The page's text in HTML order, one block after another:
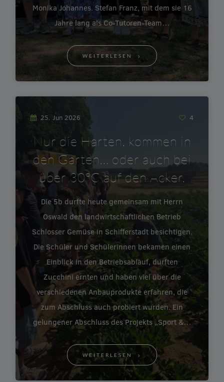
Monika Johannes. Stefan Franz, mit dem sie 16
Jahre lang als Co-Tutoren-Team…
WEITERLESEN
25. Jun 2026 4
Nur die Harten, kommen in
den Garten… oder auch bei
über 30°C auf den Acker.
Die 5b durfte heute gemeinsam mit Herrn
Oswald den landwirtschaftlichen Betrieb
Schlosser Gemüse in Schifferstadt besichtigen.
Die Schüler und Schülerinnen bekamen einen
Einblick in den Betriebsablauf, durften
Zucchini ernten und haben viel über die
verschiedenen Anbauprodukte erfahren, die
zum Abschluss auch probiert wurden. Ein
gelungener Abschluss des Projekts „Sport &…
WEITERLESEN